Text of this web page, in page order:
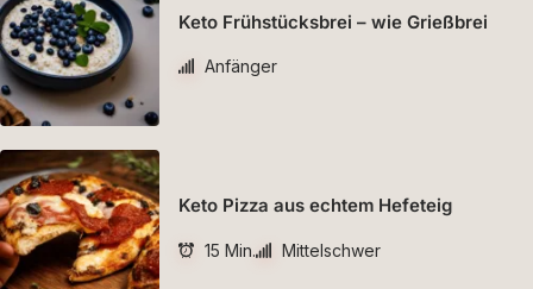
Keto Frühstücksbrei – wie Grießbrei
Anfänger
Keto Pizza aus echtem Hefeteig
15 Min. Mittelschwer